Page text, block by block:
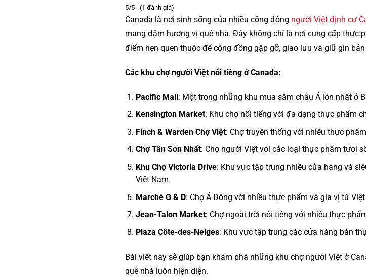
5/5 - (1 đánh giá)
Canada là nơi sinh sống của nhiều cộng đồng người Việt định cư
mang đậm hương vị quê nhà. Đây không chỉ là nơi cung cấp thực
điểm hẹn quen thuộc để cộng đồng gặp gỡ, giao lưu và giữ gìn
Các khu chợ người Việt nổi tiếng ở Canada:
Pacific Mall: Một trong những khu mua sắm châu Á lớn nhất ở
Kensington Market: Khu chợ nổi tiếng với đa dạng thực phẩm
Finch & Warden Chợ Việt: Chợ truyền thống với nhiều thực
Chợ Tân Sơn Nhất: Chợ người Việt với các loại thực phẩm tươi
Khu Chợ Victoria Drive: Khu vực tập trung nhiều cửa hàng và
Việt Nam.
Marché G & D: Chợ Á Đông với nhiều thực phẩm và gia vị từ
Jean-Talon Market: Chợ ngoài trời nổi tiếng với nhiều thực
Plaza Côte-des-Neiges: Khu vực tập trung các cửa hàng bán
Bài viết này sẽ giúp bạn khám phá những khu chợ người Việt ở
quê nhà luôn hiện diện.